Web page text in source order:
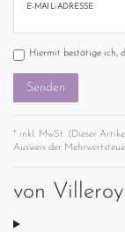
E-MAIL-ADRESSE
Hiermit bestätige ich,
Senden
* inkl. MwSt. (Dieser
Ausweis der
von